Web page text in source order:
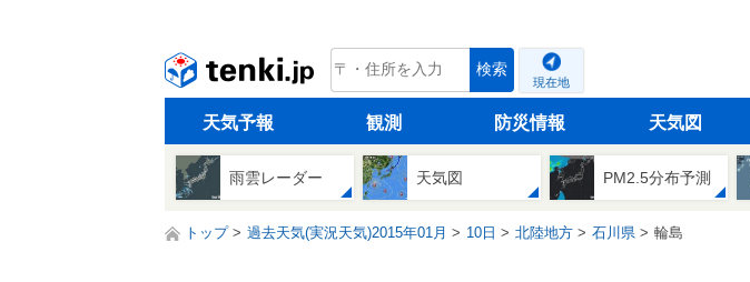
tenki.jp 検索
現在地
天気予報 観測 防災情報 天気図
雨雲レーダー 天気図 PM2.5分布予測
トップ 過去天気(実況天気)2015年01月 10日 北陸地方 石川県 輪島